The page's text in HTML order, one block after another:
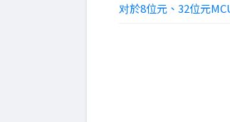
对於8位元、32位元